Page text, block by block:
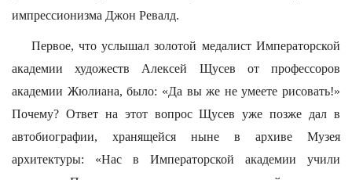
импрессионизма Джон Ревалд.
Первое, что услышал золотой медалист Императорской
академии художеств Алексей Щусев от профессоров
академии Жюлиана, было: «Да вы же не умеете рисовать!»
Почему? Ответ на этот вопрос Щусев уже позже дал в
автобиографии, хранящейся ныне в архиве Музея
архитектуры: «Нас в Императорской академии учили